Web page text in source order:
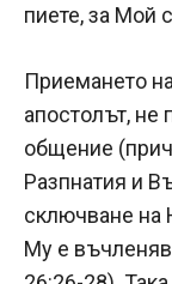
пиете, за Мой
Приемането
апостолът, не
общение
Разпнатия и
сключване на
Му е